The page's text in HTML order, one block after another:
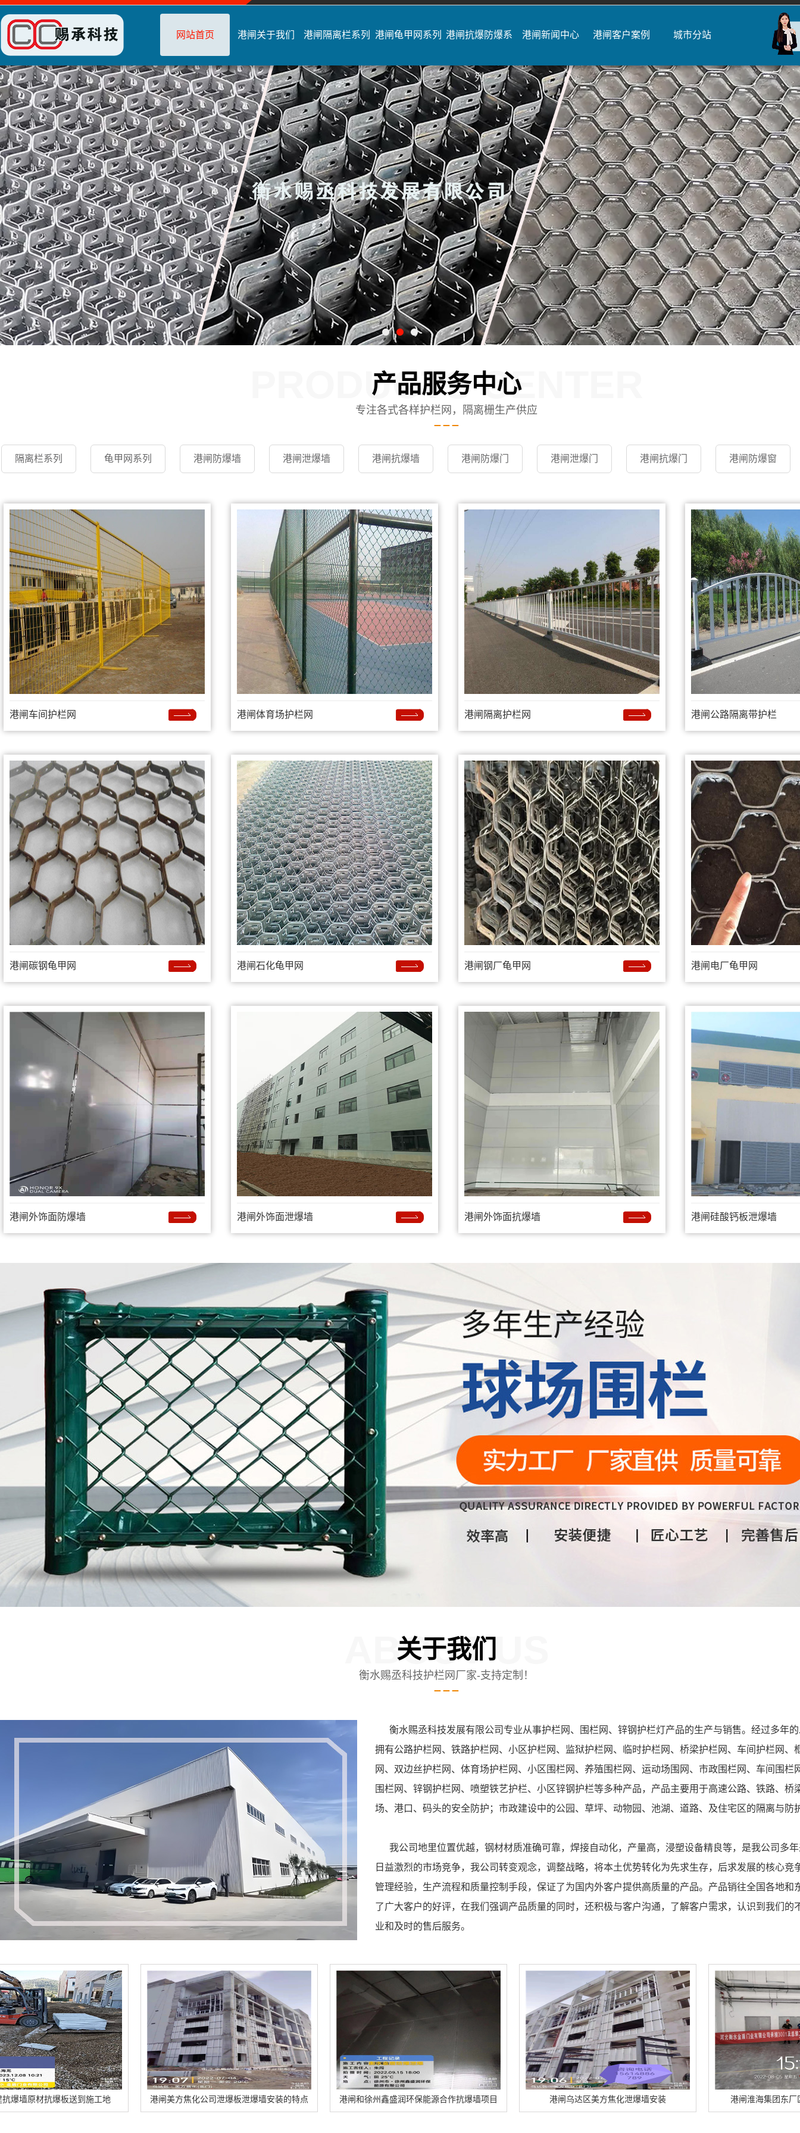
网站首页 港闸关于我们 港闸隔离栏系列 港闸龟甲网系列 港闸抗爆防爆系
列
港闸新闻中心 港闸客户案例 城市分站
产品服务中心
PRODUCTS CENTER
专注各式各样护栏网，隔离栅生产供应
隔离栏系列 龟甲网系列 港闸防爆墙 港闸泄爆墙 港闸抗爆墙 港闸防爆门 港闸泄爆门 港闸抗爆门 港闸防爆窗
港闸车间护栏网 港闸体育场护栏网 港闸隔离护栏网 港闸公路隔离带护栏
港闸碳钢龟甲网 港闸石化龟甲网 港闸钢厂龟甲网 港闸电厂龟甲网
港闸外饰面防爆墙 港闸外饰面泄爆墙 港闸外饰面抗爆墙 港闸硅酸钙板泄爆墙
关于我们
ABOUT US
衡水赐丞科技护栏网厂家-支持定制！
衡水赐丞科技发展有限公司专业从事护栏网、围栏网、锌钢护栏灯产品的生产与销售。经过多年
拥有公路护栏网、铁路护栏网、小区护栏网、监狱护栏网、临时护栏网、桥梁护栏网、车间护栏网、
网、双边丝护栏网、体育场护栏网、小区围栏网、养殖围栏网、运动场围网、市政围栏网、车间围栏
围栏网、锌钢护栏网、喷塑铁艺护栏、小区锌钢护栏等多种产品，产品主要用于高速公路、铁路、桥
场、港口、码头的安全防护；市政建设中的公园、草坪、动物园、池湖、道路、及住宅区的隔离与防
我公司地里位置优越，钢材材质准确可靠，焊接自动化，产量高，浸塑设备精良等，是我公司多
日益激烈的市场竞争，我公司转变观念，调整战略，将本土优势转化为先求生存，后求发展的核心竞
管理经验，生产流程和质量控制手段，保证了为国内外客户提供高质量的产品。产品销往全国各地和
了广大客户的好评，在我们强调产品质量的同时，还积极与客户沟通，了解客户需求，认识到我们的
业和及时的售后服务。
到施工地 港闸美方焦化公司泄爆板泄爆墙安装的特点 港闸和徐州鑫盛润环保能源合作抗爆墙项目 港闸乌达区美方焦化泄爆墙安装 港闸淮海集团东厂区泄爆墙顺利竣工